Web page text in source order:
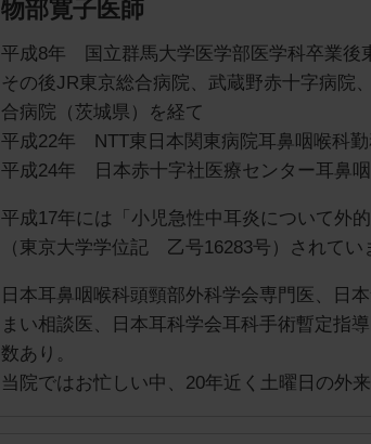
物部寛子医師
平成8年 国立群馬大学医学部医学科卒業後
その後JR東京総合病院、武蔵野赤十字病院
合病院（茨城県）を経て
平成22年 NTT東日本関東病院耳鼻咽喉科勤
平成24年 日本赤十字社医療センター耳鼻
平成17年には「小児急性中耳炎について外
（東京大学学位記 乙号16283号）されてい
日本耳鼻咽喉科頭頸部外科学会専門医、日
まい相談医、日本耳科学会耳科手術暫定指
数あり。
当院ではお忙しい中、20年近く土曜日の外